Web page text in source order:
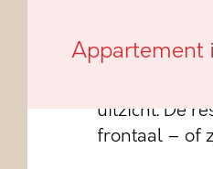
Appartement
Werfkaai van
uitzicht. De
frontaal – of